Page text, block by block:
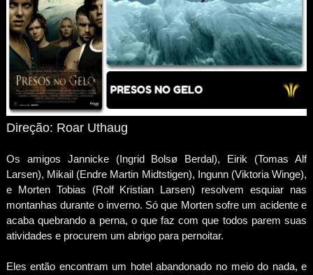
Direção: Roar Uthaug
Os amigos Jannicke (Ingrid Bolsø Berdal), Eirik (Tomas Alf
Larsen), Mikail (Endre Martin Midtstigen), Ingunn (Viktoria Winge),
e Morten Tobias (Rolf Kristian Larsen) resolvem esquiar nas
montanhas durante o inverno. Só que Morten sofre um acidente e
acaba quebrando a perna, o que faz com que todos parem suas
atividades e procurem um abrigo para pernoitar.
Eles então encontram um hotel abandonado no meio do nada, e